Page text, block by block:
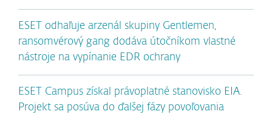
ESET odhaľuje arzenál skupiny Gentlemen,
ransomvérový gang dodáva útočníkom vlastné
nástroje na vypínanie EDR ochrany
ESET Campus získal právoplatné stanovisko EIA.
Projekt sa posúva do ďalšej fázy povoľovania